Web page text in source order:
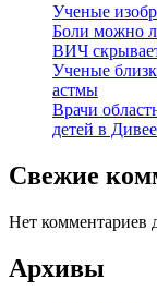
Ученые
Боли можно
ВИЧ
Ученые
астмы
Врачи
детей в
Свежие
Нет комментариев
Архивы